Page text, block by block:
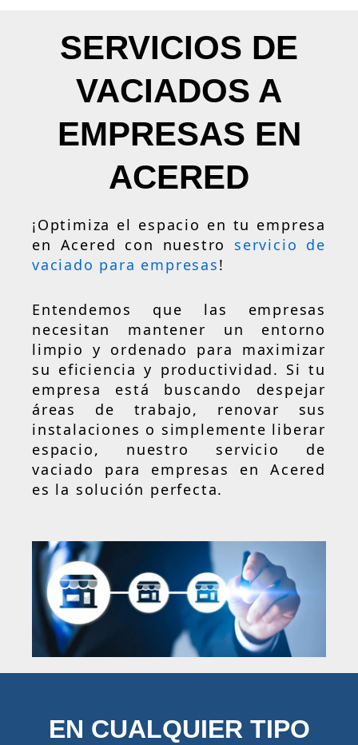
SERVICIOS DE
VACIADOS A
EMPRESAS EN
ACERED
¡Optimiza el espacio en tu empresa
en Acered con nuestro servicio de
vaciado para empresas!
Entendemos que las empresas
necesitan mantener un entorno
limpio y ordenado para maximizar
su eficiencia y productividad. Si tu
empresa está buscando despejar
áreas de trabajo, renovar sus
instalaciones o simplemente liberar
espacio, nuestro servicio de
vaciado para empresas en Acered
es la solución perfecta.
EN CUALQUIER TIPO